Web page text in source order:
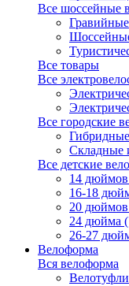
Все шоссейные
Гравийные
Все товары
Все
Все городские
Гибридные
Складные
Все детские
14 дюймов
16-18
20 дюймов
24 дюйма
26-27
Велоформа
Вся велоформа
Велотуфли